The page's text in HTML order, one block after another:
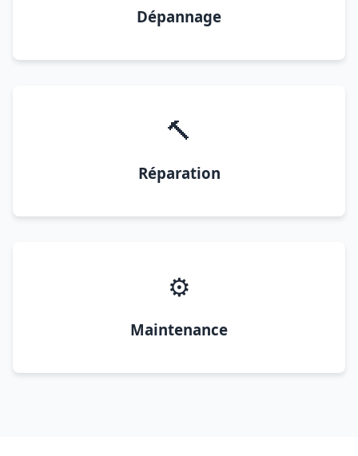
Dépannage
🔨
Réparation
⚙️
Maintenance